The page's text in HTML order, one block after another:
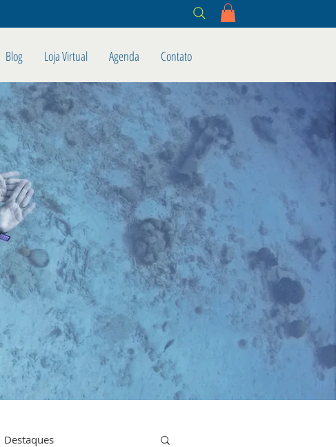
Blog Loja Virtual Agenda Contato
Destaques